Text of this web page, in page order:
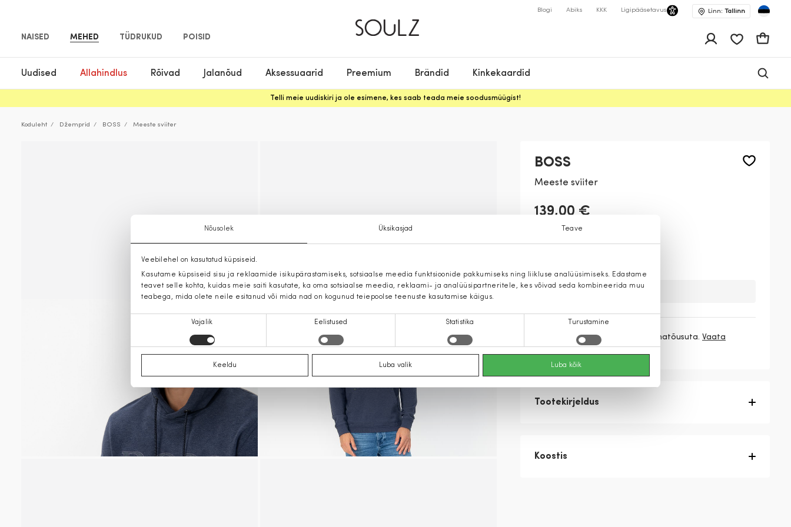
Nõusolek Üksikasjad Teave
Veebilehel on kasutatud küpsiseid.
Kasutame küpsiseid sisu ja reklaamide isikupärastamiseks, sotsiaalse meedia funktsioonide pakkumiseks ning liikluse analüüsimiseks. Edastame
teavet selle kohta, kuidas meie saiti kasutate, ka oma sotsiaalse meedia, reklaami- ja analüüsipartneritele, kes võivad seda kombineerida muu
teabega, mida olete neile esitanud või mida nad on kogunud teiepoolse teenuste kasutamise käigus.
Vajalik Eelistused Statistika Turustamine
Keeldu Luba valik Luba kõik
NAISED MEHED TÜDRUKUD POISID
Blogi Abiks KKK Ligipääsetavus Linn: Tallinn
Uudised Allahindlus Rõivad Jalanõud Aksessuaarid Preemium Brändid Kinkekaardid
Telli meie uudiskiri ja ole esimene, kes saab teada meie soodusmüügist!
Koduleht Džemprid BOSS Meeste sviiter
BOSS
Meeste sviiter
139,00 €
46,33 € / kuu ilma hinnatõusuta. Vaata
rohkem
Tootekirjeldus
Koostis